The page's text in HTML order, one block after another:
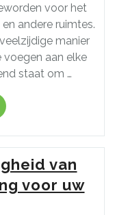
voor het
andere ruimtes.
manier
aan elke
staat om …
van
voor uw